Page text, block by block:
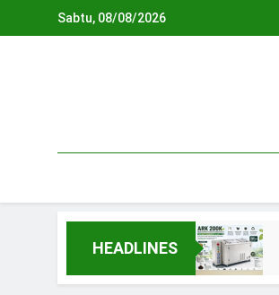
Sabtu, 08/08/2026
HEADLINES